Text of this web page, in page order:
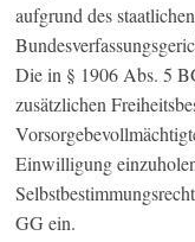
aufgrund des
Die in § 1906 Abs. 5
zusätzlichen
Einwilligung
GG ein.